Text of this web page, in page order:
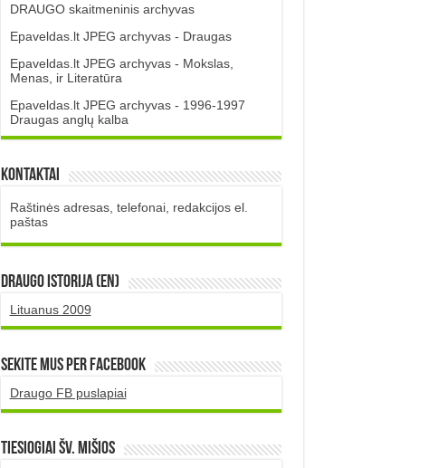
DRAUGO skaitmeninis archyvas
Epaveldas.lt JPEG archyvas - Draugas
Epaveldas.lt JPEG archyvas - Mokslas,
Menas, ir Literatūra
Epaveldas.lt JPEG archyvas - 1996-1997
Draugas anglų kalba
Kontaktai
Raštinės adresas, telefonai, redakcijos el.
paštas
DRAUGO istorija (EN)
Lituanus 2009
Sekite mus per Facebook
Draugo FB puslapiai
TIESIOGIAI šv. MIŠIOS